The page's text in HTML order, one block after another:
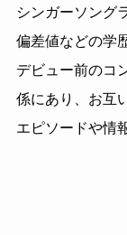
シンガーソング
偏差値などの学
デビュー前のコ
係にあり、お互
エピソードや情